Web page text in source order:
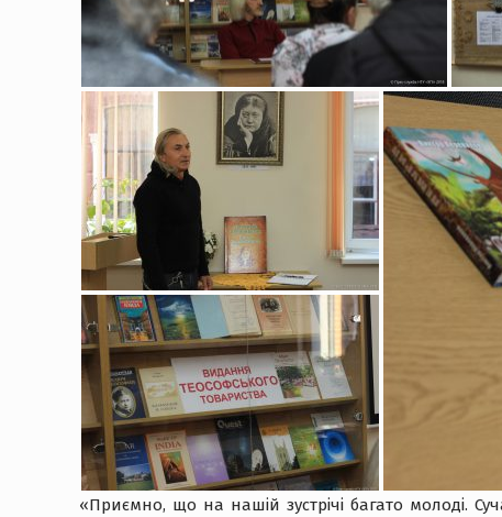
«Приємно, що на нашій зустрічі багато молоді.